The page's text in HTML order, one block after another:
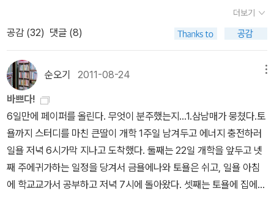
았던 사임당과 다르게 난설헌은 시댁생활로 재능을 가두고 살아야 할
'조선 여성'으로 시대의 불운이었다고 한다. 이것이 바로 난설헌의 불
행이요, 천재 시인을 일찍 보낸 우리의 슬픔이기도 하다. 77세의 최
문희 작가가 그려낸 난설헌은 어떤 모습일지 두근두근 기대가 된
다. 난설헌을 알기 위해 같이 보면 좋을 책~ 5권은 읽고 소장했지만
나머지 3권은 사고 싶다. 백수의 주머니를 좀 채우려면 리뷰라
도 열심히 써야 될 거 같은데....생각처럼 될지는 모르겠다.그래도 알
라딘 '명사가 추천하는 이달의 좋은 어린이 책' 리뷰는 꼭 쓴다.2월 추
천도서는 이름만 들어도 '와아~' 소리가 절로 나올 작가들이다. <브
레히트의 어린이 십자군> 베르톨트 브레히트 / 새터'세익스피어 이후
가장 중요한 극작가로 평가받는 베르톨트 브레히트, 국내에서 1989
이사벨 아엔데｀의 책을 읽기로 하여, 그녀의 책중 제가 좋아하는 청
소년 판타지인 야수 시리즈 3권을 읽게 되었습니다. 예전에 3권은 중
요. 아마존, 히말라야, 아프리카등 우리가 모르는 오지의 세계의 모험
을 따라가면서 이사벨 아엔데가 자신의 손자,손녀를 위해 이 글을 창
작하게 되었다는 사실을 하고 그녀의 손자, 손녀를 질투하게 한 책이
네요.^^ '어글리'시리즈로 알게 된 작가예요. 뱀파이어와 기생충에 관
한 독특한 이론을 만든 작품인데 은근 재미있었습니다. 은근 시리즈
기대하게 하는 작품이기도 하고요. 다음해에는 그의 작품은 '미드나
이터' 시리즈를 읽어볼 계획이예요. 그렇지 않아도 도서관에 판타지
소설은 신청 불가인데, 이제 책배달 서비스가 가능해서 다른 도서관
분 접기 <<알라딘에 신간이 뜨면 그 책이 궁금해서 당장 사야 할 것
같은 강박감(?^^)에 지름신 강림을 막을 수 없어 읽을 책이 쌓였음에
도 꾸역꾸역 장바구니에 담고 결제 버튼을 누른다.하지만, 책이 도착
하면 차르르 넘겨보는 것으로 인사를 나누고, 몇몇 곳을 훑어보고는
또 밀쳐놓게 된다. 그렇게 밀쳐두었던, 지식인의 서재와 문재인의 운
명을 마지막 책으로 읽어내서 스스로 머리를 쓰다듬어 주었고,알라딘
천사님들이 늘푸른 작은도서관에 보내주신 책 중에서도 몇 권 간택해
서 읽었으니 내심 뿌듯했다.^^ 빛고을 독서마라톤 일지에 기록했던
것을 일부 옮겨보면...'노무현의 친구 문재인이 아니라, 문재인의 친구
노무현'이라고 노무현 대통령이 말할 만큼, 여섯 살이나 어리지만 진
정한 친구로 살았던 두 분의 관계는 정말 '운명적'이었다. 살아서나 죽
더보기
공감 (32) 댓글 (8)
순오기 2011-08-24
바쁘다!
6일만에 페이퍼를 올린다. 무엇이 분주했는지...1.삼남매가 뭉쳤다.토
욜까지 스터디를 마친 큰딸이 개학 1주일 남겨두고 에너지 충전하러
일욜 저녁 6시가막 지나고 도착했다. 둘째는 22일 개학을 앞두고 넷
째 주에귀가하는 일정을 당겨서 금욜에나와 토욜은 쉬고, 일욜 아침
에 학교교가서 공부하고 저녁 7시에 돌아왔다. 셋째는 토욜에 집에